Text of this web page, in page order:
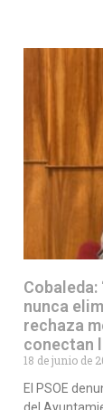
Cobaleda:
nunca
rechaza
conectan
18 de junio de
El PSOE